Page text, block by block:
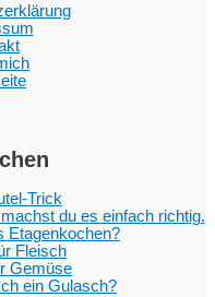
Trick
du es einfach richtig.
Etagenkochen?
Fleisch
Gemüse
ein Gulasch?